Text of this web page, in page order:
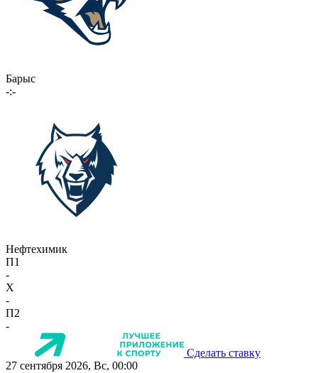
Барыс
-:-
Нефтехимик
П1
-
X
-
П2
-
Сделать ставку
27 сентября 2026, Вс, 00:00